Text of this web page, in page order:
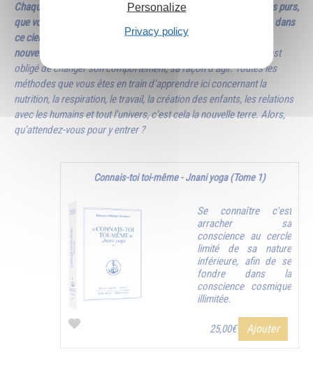
Chaque fois que vous nourrissez des pensées et des sentiments purs,
que vous décidez de travailler pour un haut idéal, vous êtes déjà dans
ce ciel nouveau, et ce ciel nouveau entraîne obligatoirement une
nouvelle terre
. Car celui qui embrasse une philosophie sublime est
obligé de changer son comportement, sa façon d'agir. Toutes les
méthodes que vous êtes en train d'apprendre ici concernant la
nutrition, la respiration, le travail, la création des enfants, les relations
avec les humains et tout l'univers, c'est cela la nouvelle terre. Alors,
qu'attendez-vous pour y entrer ?
Connais-toi toi-même - Jnani yoga (Tome 1)
Se connaître c'est
arracher sa
conscience au cercle
limité de sa nature
inférieure, afin de se
fondre dans la
conscience cosmique
illimitée.
25,00€ Ajouter
Personalize
Privacy policy